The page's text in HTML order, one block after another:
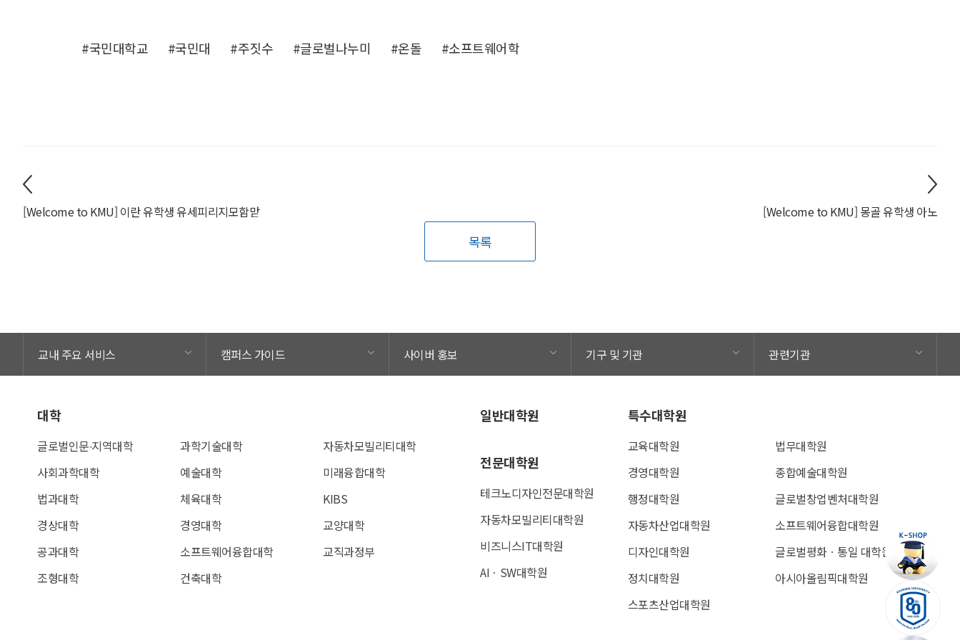
#국민대학교 #국민대 #주짓수 #글로벌나누미 #온돌 #소프트웨어학
[Welcome to KMU] 이란 유학생 유세피리지모함맏 [Welcome to KMU] 몽골 유학생 아노
목록
교내 주요 서비스 캠퍼스 가이드 사이버 홍보 기구 및 기관 관련기관
대학
글로벌인문∙지역대학
사회과학대학
법과대학
경상대학
공과대학
조형대학
과학기술대학
예술대학
체육대학
경영대학
소프트웨어융합대학
건축대학
자동차모빌리티대학
미래융합대학
KIBS
교양대학
교직과정부
일반대학원
전문대학원
테크노디자인전문대학원
자동차모빌리티대학원
비즈니스IT대학원
AIㆍSW대학원
특수대학원
교육대학원
경영대학원
행정대학원
자동차산업대학원
디자인대학원
정치대학원
스포츠산업대학원
법무대학원
종합예술대학원
글로벌창업벤처대학원
소프트웨어융합대학원
글로벌평화ㆍ통일 대학원
아시아올림픽대학원